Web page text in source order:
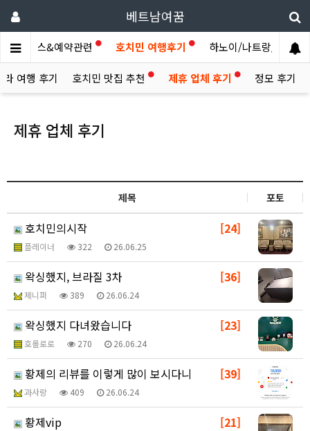
베트남여꿈
휴서비스&예약관련 호치민 여행후기 하노이/나트랑/다낭/
라 여행 후기 호치민 맛집 추천 제휴 업체 후기 정모 후기
제휴 업체 후기
제목 포토
[24]
호치민의시작
플레이너 322 26.06.25
[36]
왁싱했지, 브라질 3차
제니퍼 389 26.06.24
[23]
왁싱했지 다녀왔습니다
호롤로로 270 26.06.24
[39]
황제의 리뷰를 이렇게 많이 보시다니
과사랑 409 26.06.24
[21]
황제vip